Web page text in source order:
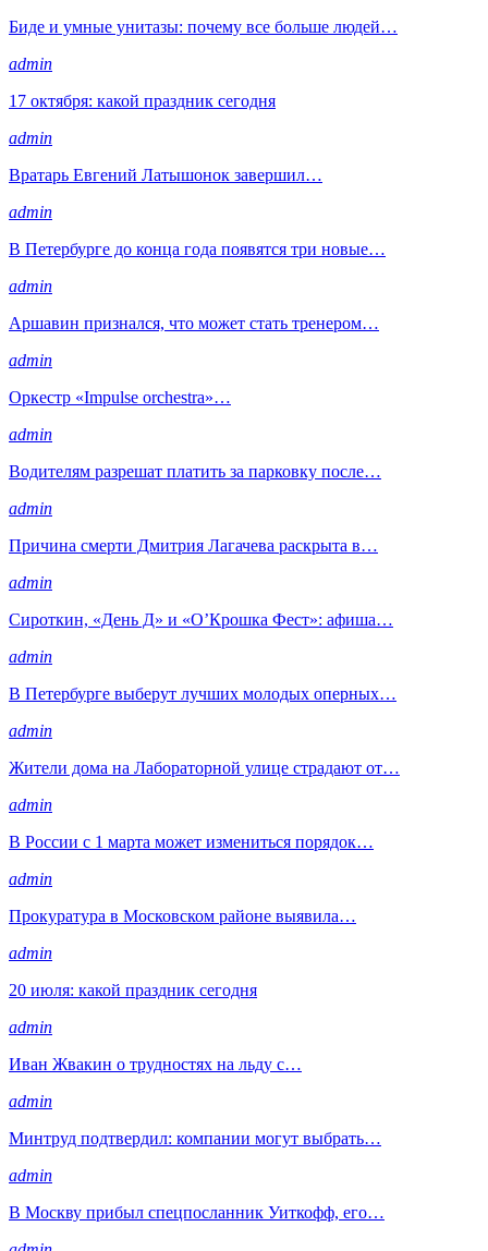
Биде и умные унитазы: почему все больше людей…
admin
17 октября: какой праздник сегодня
admin
Вратарь Евгений Латышонок завершил…
admin
В Петербурге до конца года появятся три новые…
admin
Аршавин признался, что может стать тренером…
admin
Оркестр «Impulse orchestra»…
admin
Водителям разрешат платить за парковку после…
admin
Причина смерти Дмитрия Лагачева раскрыта в…
admin
Сироткин, «День Д» и «О’Крошка Фест»: афиша…
admin
В Петербурге выберут лучших молодых оперных…
admin
Жители дома на Лабораторной улице страдают от…
admin
В России с 1 марта может измениться порядок…
admin
Прокуратура в Московском районе выявила…
admin
20 июля: какой праздник сегодня
admin
Иван Жвакин о трудностях на льду с…
admin
Минтруд подтвердил: компании могут выбрать…
admin
В Москву прибыл спецпосланник Уиткофф, его…